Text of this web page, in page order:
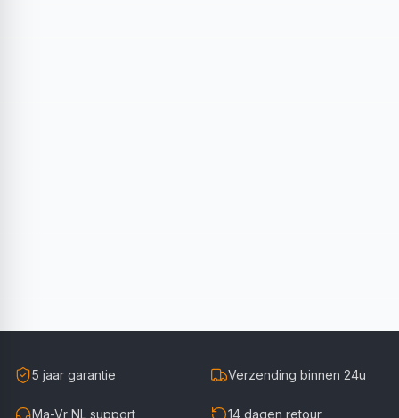
5 jaar garantie Verzending binnen 24u
Ma-Vr NL support 14 dagen retour